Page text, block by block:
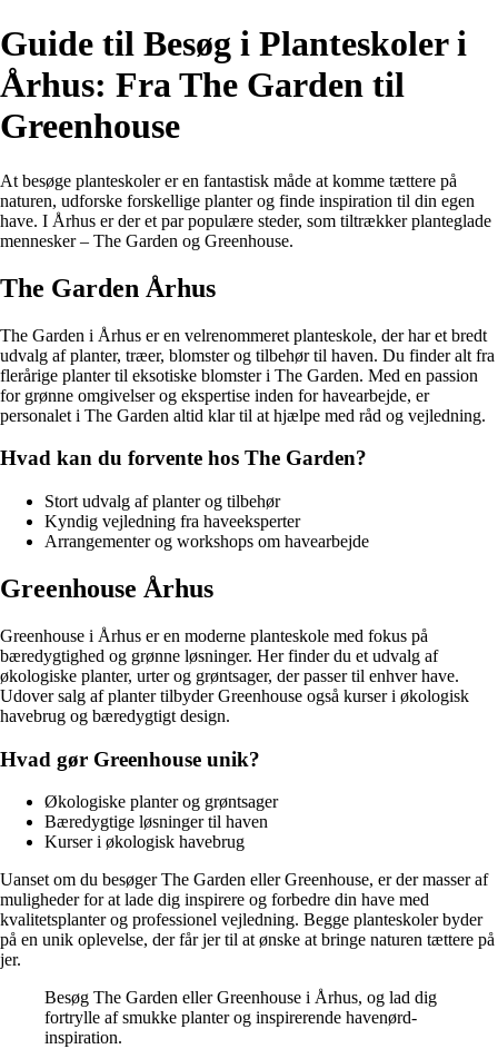
Guide til Besøg i Planteskoler i
Århus: Fra The Garden til
Greenhouse
At besøge planteskoler er en fantastisk måde at komme tættere på
naturen, udforske forskellige planter og finde inspiration til din egen
have. I Århus er der et par populære steder, som tiltrækker planteglade
mennesker – The Garden og Greenhouse.
The Garden Århus
The Garden i Århus er en velrenommeret planteskole, der har et bredt
udvalg af planter, træer, blomster og tilbehør til haven. Du finder alt fra
flerårige planter til eksotiske blomster i The Garden. Med en passion
for grønne omgivelser og ekspertise inden for havearbejde, er
personalet i The Garden altid klar til at hjælpe med råd og vejledning.
Hvad kan du forvente hos The Garden?
Stort udvalg af planter og tilbehør
Kyndig vejledning fra haveeksperter
Arrangementer og workshops om havearbejde
Greenhouse Århus
Greenhouse i Århus er en moderne planteskole med fokus på
bæredygtighed og grønne løsninger. Her finder du et udvalg af
økologiske planter, urter og grøntsager, der passer til enhver have.
Udover salg af planter tilbyder Greenhouse også kurser i økologisk
havebrug og bæredygtigt design.
Hvad gør Greenhouse unik?
Økologiske planter og grøntsager
Bæredygtige løsninger til haven
Kurser i økologisk havebrug
Uanset om du besøger The Garden eller Greenhouse, er der masser af
muligheder for at lade dig inspirere og forbedre din have med
kvalitetsplanter og professionel vejledning. Begge planteskoler byder
på en unik oplevelse, der får jer til at ønske at bringe naturen tættere på
jer.
Besøg The Garden eller Greenhouse i Århus, og lad dig
fortrylle af smukke planter og inspirerende havenørd-
inspiration.